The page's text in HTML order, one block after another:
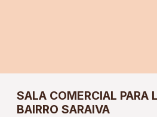
SALA COMERCIAL PARA
BAIRRO SARAIVA